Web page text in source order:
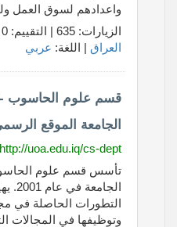
واعدادهم لسوق العمل
الزيارات: 635 | التقييم: 0 | المقيّمين: 0 | الدولة:
العراق | اللغة: عربي
قسم علوم الحاسوب -
الجامعة الموقع
http://uoa.edu.iq/cs-dept
تأسس قسم علوم
التطورات الحاصلة في
وتوظيفها في المجالات